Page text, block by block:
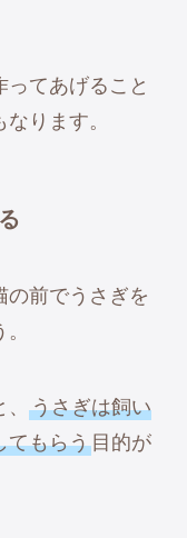
てあげること
ります。
の前でうさぎを
うさぎは飼い
てもらう目的が